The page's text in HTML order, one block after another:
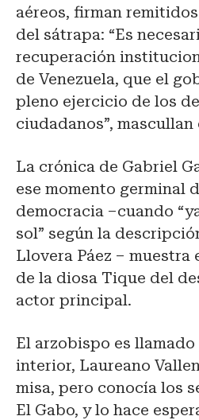
aéreos, firman
del sátrapa: “Es
recuperación
de Venezuela, que el
pleno ejercicio de los
ciudadanos”,
La crónica de Gabriel
ese momento germinal
democracia –cuando
sol” según la
Llovera Páez –
de la diosa Tique del
actor principal.
El arzobispo es
interior, Laureano
misa, pero conocía los
El Gabo, y lo hace